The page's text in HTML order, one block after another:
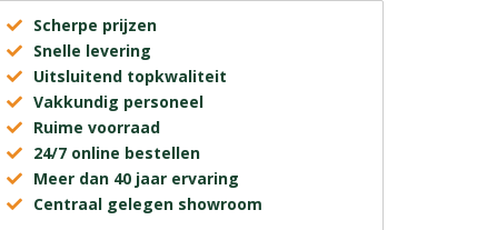
Scherpe prijzen
Snelle levering
Uitsluitend topkwaliteit
Vakkundig personeel
Ruime voorraad
24/7 online bestellen
Meer dan 40 jaar ervaring
Centraal gelegen showroom